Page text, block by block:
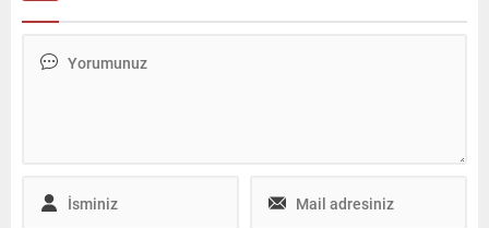
uğradığını şaşırdı.